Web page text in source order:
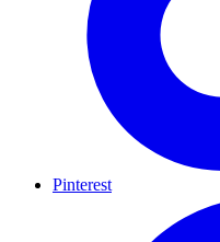
Pinterest